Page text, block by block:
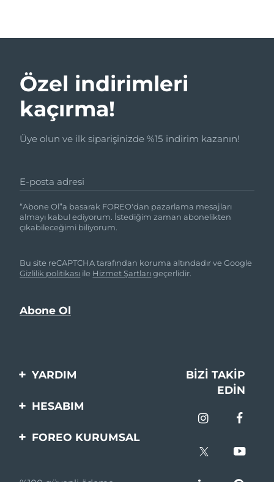
Özel indirimleri
kaçırma!
Üye olun ve ilk siparişinizde %15 indirim kazanın!
E-posta adresi
“Abone Ol”a basarak FOREO'dan pazarlama mesajları
almayı kabul ediyorum. İstediğim zaman abonelikten
çıkabileceğimi biliyorum.
Bu site reCAPTCHA tarafından koruma altındadır ve Google
Gizlilik politikası ile Hizmet Şartlarıgeçerlidir.
YARDIM
Bi̇zi̇mle İleti̇şi̇me Geçi̇n
BIZI TAKIP
EDIN
HESABIM
Ürün Kaydı
FOREO KURUMSAL